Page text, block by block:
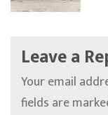
Leave a
Your email
fields are